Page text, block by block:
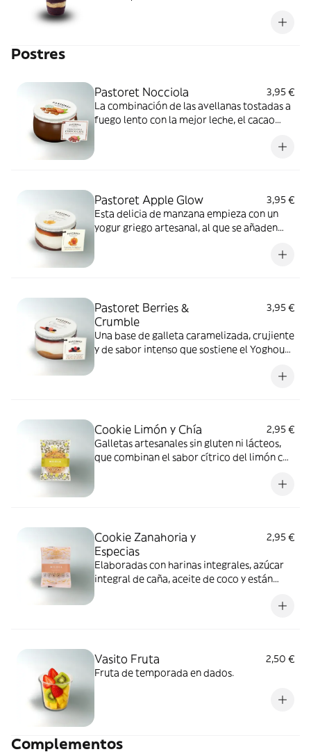
Postres
Pastoret Nocciola
3,95 €
La combinación de las avellanas tostadas a
fuego lento con la mejor leche, el cacao
de caña crean el sabor único de la Crema
Pastoret Apple Glow
3,95 €
Esta delicia de manzana empieza con un
yogur griego artesanal, al que se añaden
Pastoret Berries &
Crumble
3,95 €
Una base de galleta caramelizada, crujiente
y de sabor intenso que sostiene el Yoghourt
Cookie Limón y Chía
2,95 €
Galletas artesanales sin gluten ni lácteos,
que combinan el sabor cítrico del limón con
Cookie Zanahoria y
Especias
2,95 €
Elaboradas con harinas integrales, azúcar
integral de caña, aceite de coco y están
Vasito Fruta
2,50 €
Fruta de temporada en dados.
Complementos